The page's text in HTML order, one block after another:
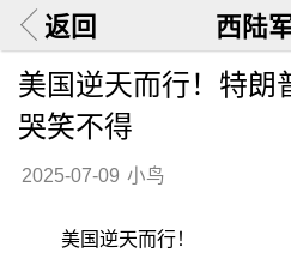
返回 西陆
美国逆天而行！特朗
哭笑不得
2025-07-09 小鸟
美国逆天而行！